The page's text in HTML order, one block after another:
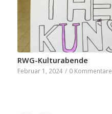
RWG-Kulturabende
Februar 1, 2024 / 0 Kommentare